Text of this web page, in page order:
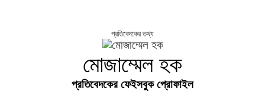
প্রতিবেদকের তথ্য
মোজাম্মেল হক
প্রতিবেদকের ফেইসবুক প্রোফাইল